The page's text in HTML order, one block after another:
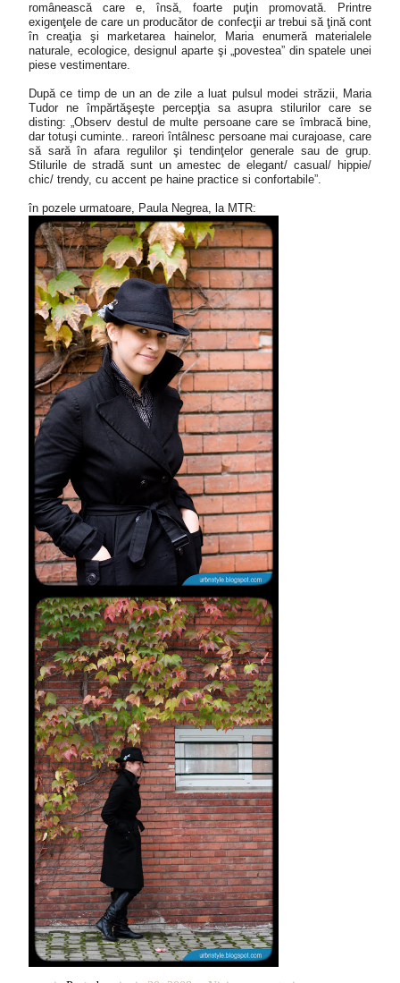
românească care e, însă, foarte puţin promovată. Printre
exigenţele de care un producător de confecţii ar trebui să ţină cont
în creaţia şi marketarea hainelor, Maria enumeră materialele
naturale, ecologice, designul aparte şi „povestea” din spatele unei
piese vestimentare.
După ce timp de un an de zile a luat pulsul modei străzii, Maria
Tudor ne împărtăşeşte percepţia sa asupra stilurilor care se
disting: „Observ destul de multe persoane care se îmbracă bine,
dar totuşi cuminte.. rareori întâlnesc persoane mai curajoase, care
să sară în afara regulilor şi tendinţelor generale sau de grup.
Stilurile de stradă sunt un amestec de elegant/ casual/ hippie/
chic/ trendy, cu accent pe haine practice si confortabile”.
în pozele urmatoare, Paula Negrea, la MTR: